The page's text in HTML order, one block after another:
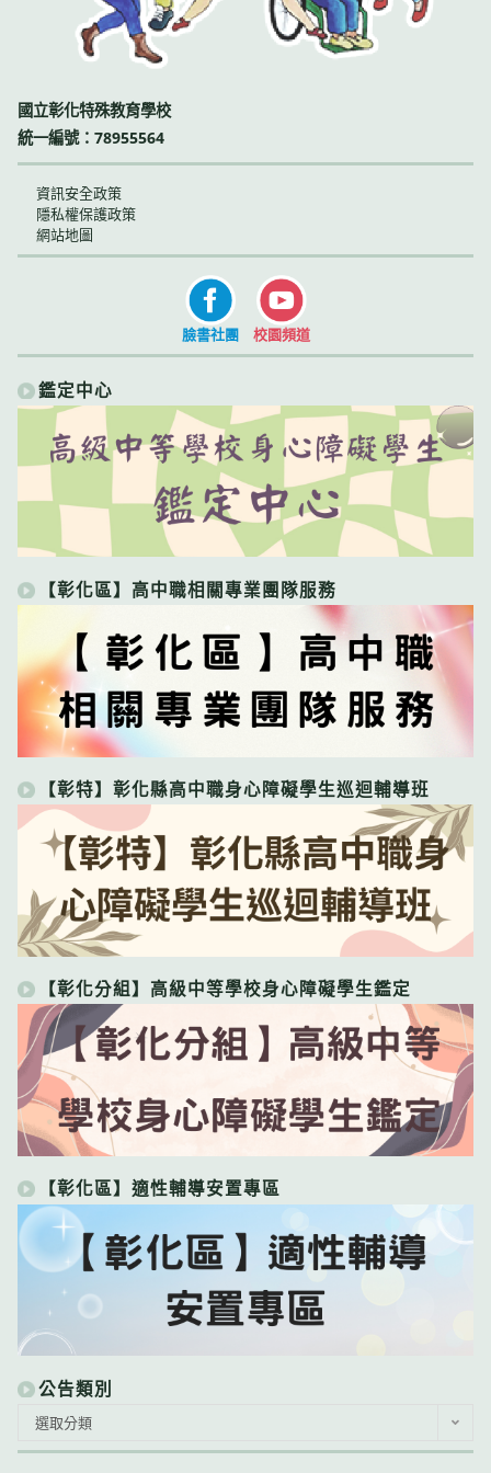
國立彰化特殊教育學校
統一編號：78955564
資訊安全政策
隱私權保護政策
網站地圖
臉書社團 校園頻道
鑑定中心
【彰化區】高中職相關專業團隊服務
【彰特】彰化縣高中職身心障礙學生巡迴輔導班
【彰化分組】高級中等學校身心障礙學生鑑定
【彰化區】適性輔導安置專區
公告類別
類
選取分類